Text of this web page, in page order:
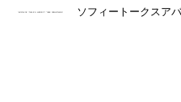
ソフィートークスア